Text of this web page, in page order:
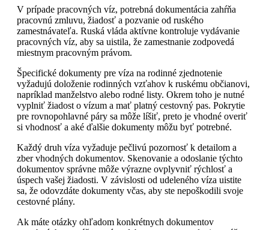
V prípade pracovných víz, potrebná dokumentácia zahŕňa
pracovnú zmluvu, žiadosť a pozvanie od ruského
zamestnávateľa. Ruská vláda aktívne kontroluje vydávanie
pracovných víz, aby sa uistila, že zamestnanie zodpovedá
miestnym pracovným právom.
Špecifické dokumenty pre víza na rodinné zjednotenie
vyžadujú doloženie rodinných vzťahov k ruskému občianovi,
napríklad manželstvo alebo rodné listy. Okrem toho je nutné
vyplniť žiadost o vízum a mať platný cestovný pas. Pokrytie
pre rovnopohlavné páry sa môže líšiť, preto je vhodné overiť
si vhodnosť a aké ďalšie dokumenty môžu byť potrebné.
Každý druh víza vyžaduje pečlivú pozornosť k detailom a
zber vhodných dokumentov. Skenovanie a odoslanie týchto
dokumentov správne môže výrazne ovplyvniť rýchlosť a
úspech vašej žiadosti. V závislosti od udeleného víza uistite
sa, že odovzdáte dokumenty včas, aby ste nepoškodili svoje
cestovné plány.
Ak máte otázky ohľadom konkrétnych dokumentov